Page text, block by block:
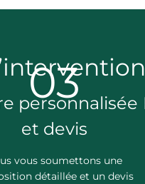
03
personnalisée
et devis
vous soumettons une
détaillée et un devis